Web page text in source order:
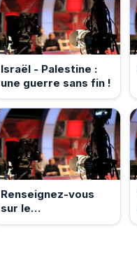
Israël - Palestine :
une guerre sans fin !
Renseignez-vous
sur le
renseignement !